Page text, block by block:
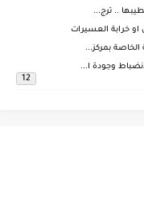
.. ترج...
خرابة العسيرات
بمركز...
وجودة ا...
12